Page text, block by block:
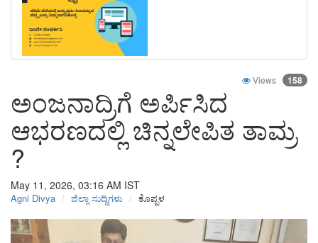
Views 158
ಅಂಜನಾದ್ರಿಗೆ ಅರ್ಪಿಸಿದ
ಆಭರಣದಲ್ಲಿ ಚಿನ್ನಲೇಪಿತ ತಾಮ್ರ
?
May 11, 2026, 03:16 AM IST
Agni Divya ಜಿಲ್ಲಾ ಸುದ್ದಿಗಳು ಕೊಪ್ಪಳ